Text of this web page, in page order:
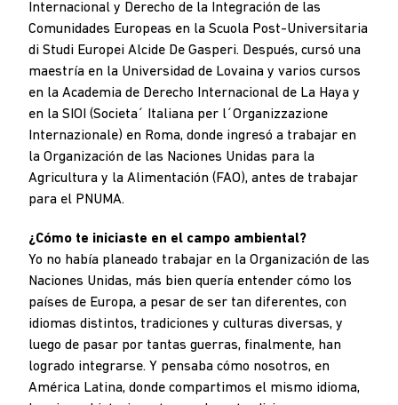
Internacional y Derecho de la Integración de las
Comunidades Europeas en la Scuola Post-Universitaria
di Studi Europei Alcide De Gasperi. Después, cursó una
maestría en la Universidad de Lovaina y varios cursos
en la Academia de Derecho Internacional de La Haya y
en la SIOI (Societa´ Italiana per l´Organizzazione
Internazionale) en Roma, donde ingresó a trabajar en
la Organización de las Naciones Unidas para la
Agricultura y la Alimentación (FAO), antes de trabajar
para el PNUMA.
¿Cómo te iniciaste en el campo ambiental?
Yo no había planeado trabajar en la Organización de las
Naciones Unidas, más bien quería entender cómo los
países de Europa, a pesar de ser tan diferentes, con
idiomas distintos, tradiciones y culturas diversas, y
luego de pasar por tantas guerras, finalmente, han
logrado integrarse. Y pensaba cómo nosotros, en
América Latina, donde compartimos el mismo idioma,